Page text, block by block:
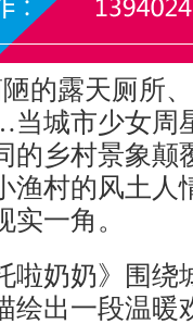
露天厕所、
城市少女周
的乡村景象颠
渔村的风土人
一角。
奶奶》围绕
绘出一段温暖